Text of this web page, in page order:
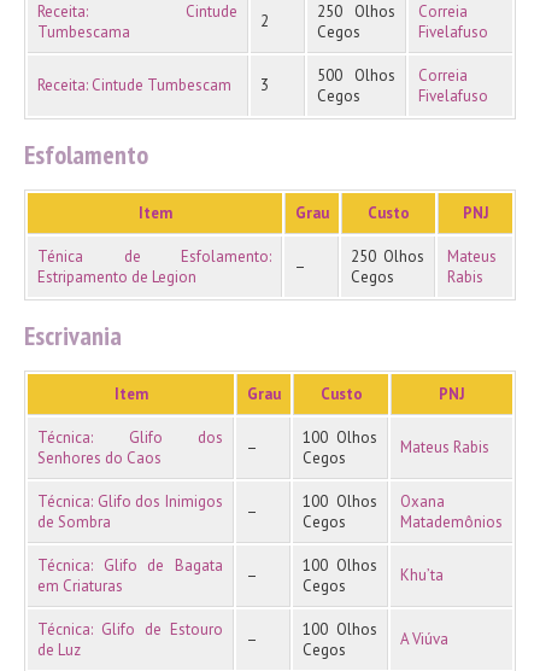
Receita: Cintude
Tumbescama
2
250 Olhos
Cegos
Correia
Fivelafuso
Receita: Cintude Tumbescam 3
500 Olhos
Cegos
Correia
Fivelafuso
Esfolamento
Item Grau Custo PNJ
Ténica de Esfolamento:
Estripamento de Legion
–
250 Olhos
Cegos
Mateus
Rabis
Escrivania
Item Grau Custo PNJ
Técnica: Glifo dos
Senhores do Caos
–
100 Olhos
Cegos
Mateus Rabis
Técnica: Glifo dos Inimigos
de Sombra
–
100 Olhos
Cegos
Oxana
Matademônios
Técnica: Glifo de Bagata
em Criaturas
–
100 Olhos
Cegos
Khu’ta
Técnica: Glifo de Estouro
de Luz
–
100 Olhos
Cegos
A Viúva